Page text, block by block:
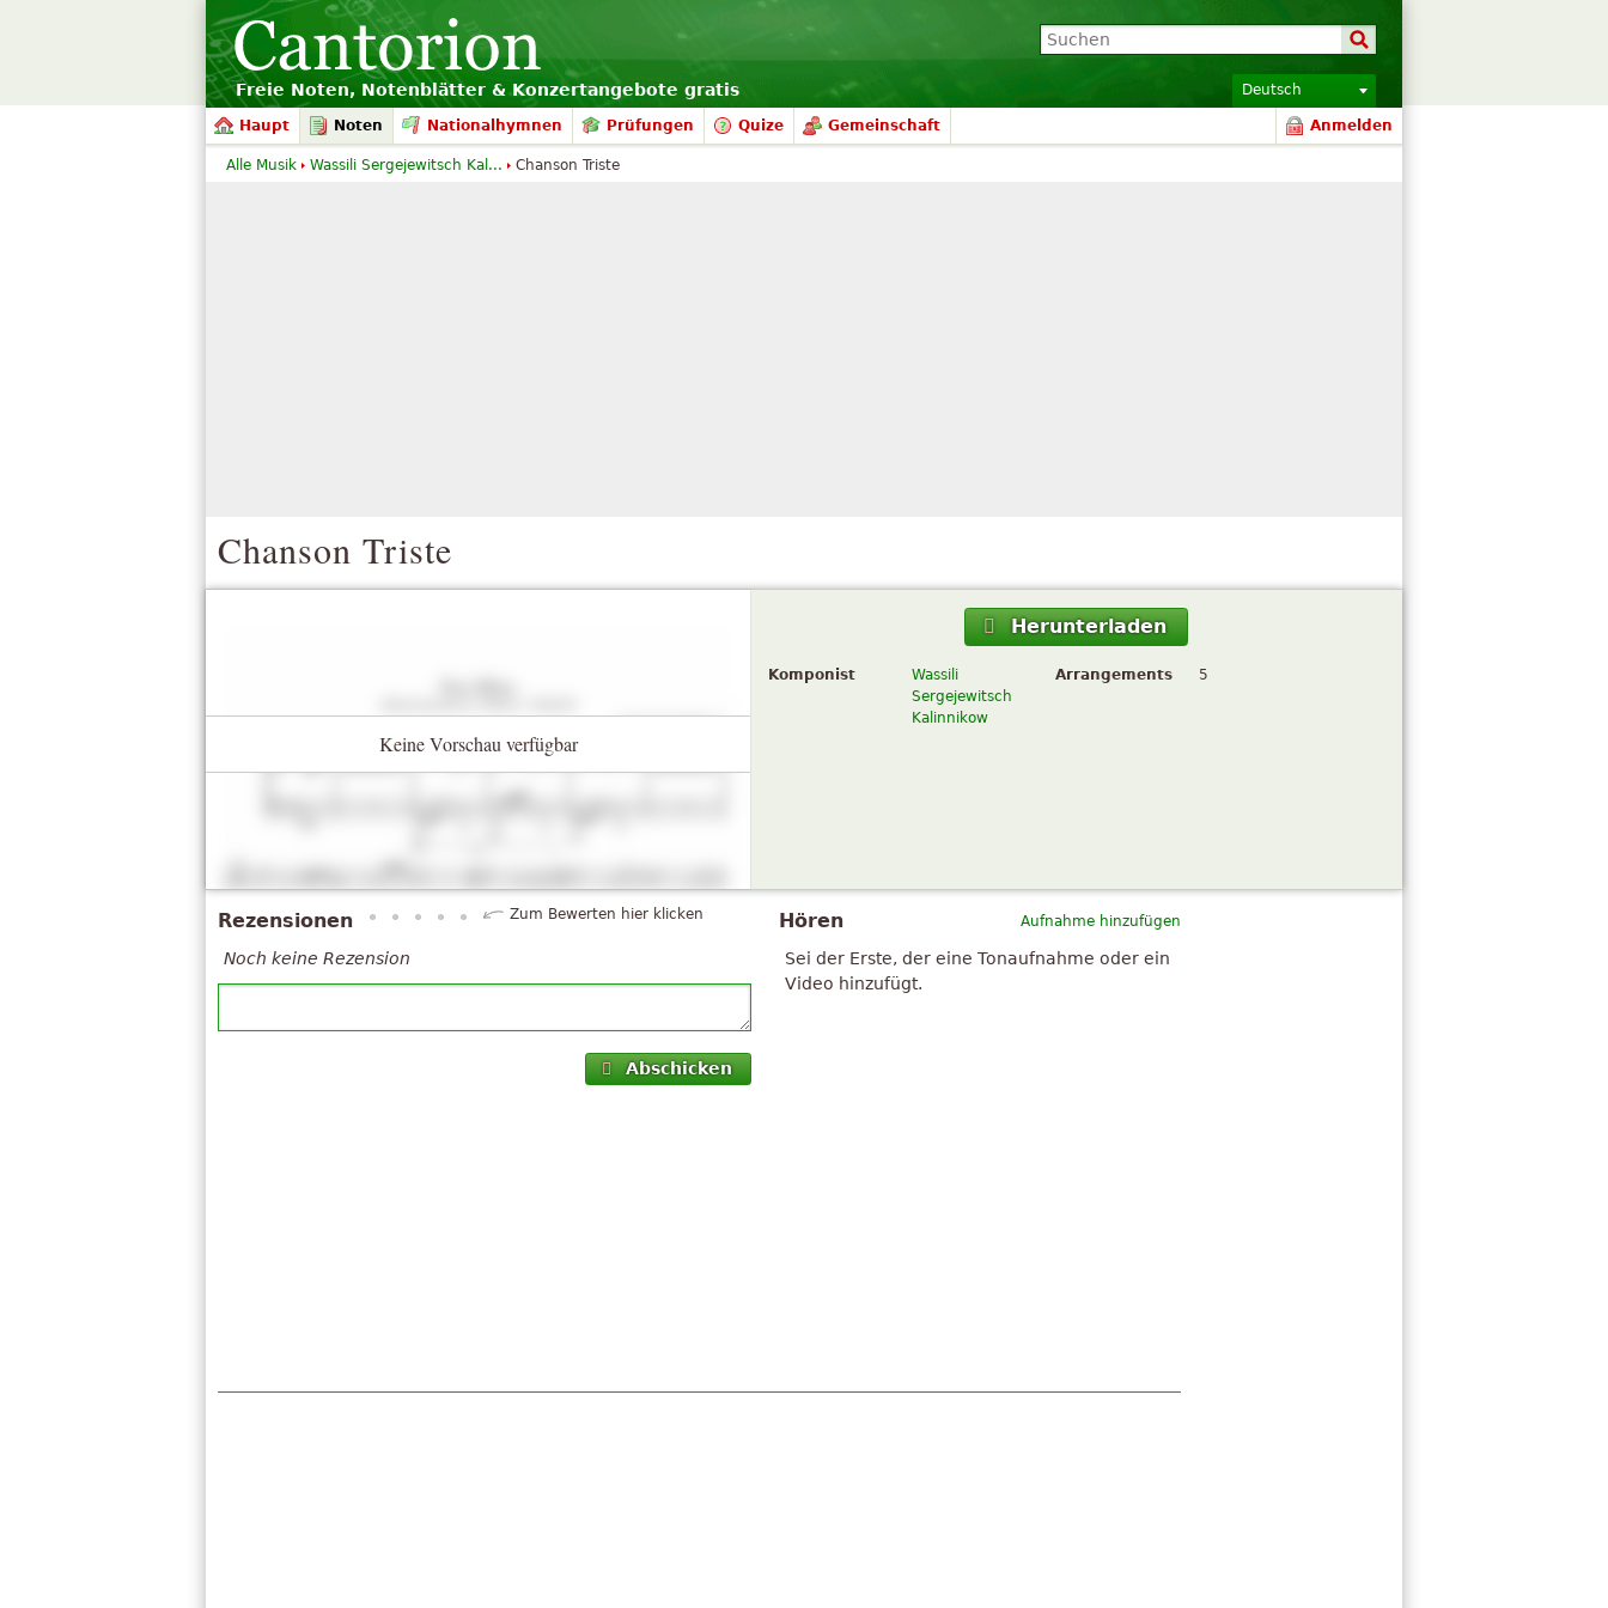
Freie Noten, Notenblätter & Konzertangebote gratis Deutsch
Haupt Noten Nationalhymnen Prüfungen Quize Gemeinschaft Anmelden
Chanson Triste
Keine Vorschau verfügbar
Herunterladen
Komponist
Wassili
Sergejewitsch
Kalinnikow
Arrangements 5
Aufnahme hinzufügen
Hören
Sei der Erste, der eine Tonaufnahme oder ein
Video hinzufügt.
Rezensionen Zum Bewerten hier klicken
Noch keine Rezension
Abschicken
Alle Musik Wassili Sergejewitsch Kal... Chanson Triste